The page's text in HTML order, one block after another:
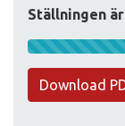
Ställningen
Download